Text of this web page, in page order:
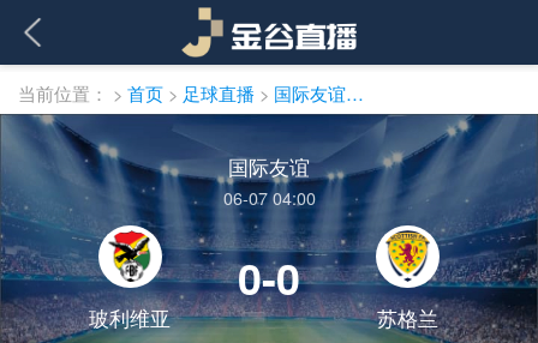
当前位置： > 首页 > 足球直播 > 国际友谊直播
国际友谊
06-07 04:00
玻利维亚
0-0
苏格兰